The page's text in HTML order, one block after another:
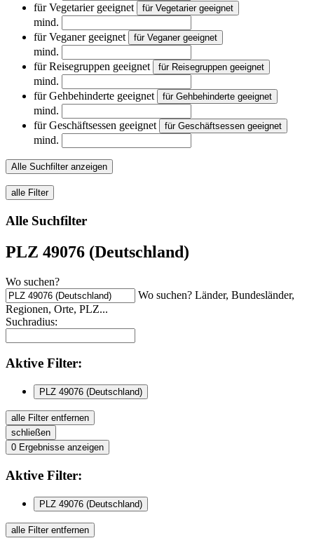
für Vegetarier geeignet
für Vegetarier geeignet
mind.
für Veganer geeignet
für Veganer geeignet
mind.
für Reisegruppen geeignet
für Reisegruppen geeignet
mind.
für Gehbehinderte geeignet
für Gehbehinderte geeignet
mind.
für Geschäftsessen geeignet
für Geschäftsessen geeignet
mind.
Alle Suchfilter anzeigen
alle Filter
Alle Suchfilter
PLZ 49076 (Deutschland)
Wo suchen?
Wo suchen? Länder, Bundesländer,
Regionen, Orte, PLZ...
Suchradius:
Aktive Filter:
PLZ 49076 (Deutschland)
alle Filter entfernen
schließen
0 Ergebnisse anzeigen
Aktive Filter:
PLZ 49076 (Deutschland)
alle Filter entfernen